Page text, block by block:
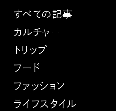
すべての記事
カルチャー
トリップ
フード
ファッション
ライフスタイル